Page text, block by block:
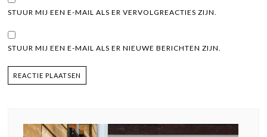
STUUR MIJ EEN E-MAIL ALS ER VERVOLGREACTIES ZIJN.
STUUR MIJ EEN E-MAIL ALS ER NIEUWE BERICHTEN ZIJN.